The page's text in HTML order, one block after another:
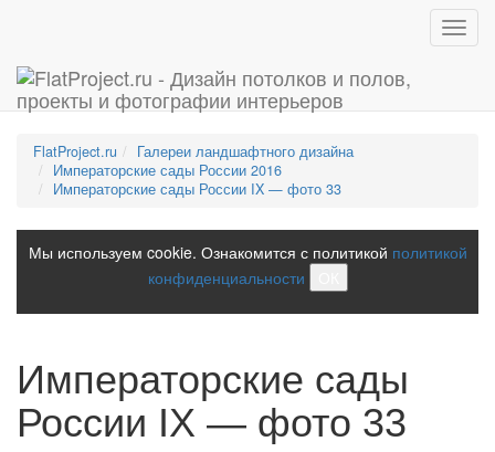
FlatProject.ru
Галереи ландшафтного дизайна
Императорские сады России 2016
Императорские сады России IX — фото 33
Мы используем cookie. Ознакомится с политикой политикой
конфиденциальности
Императорские сады
России IX — фото 33